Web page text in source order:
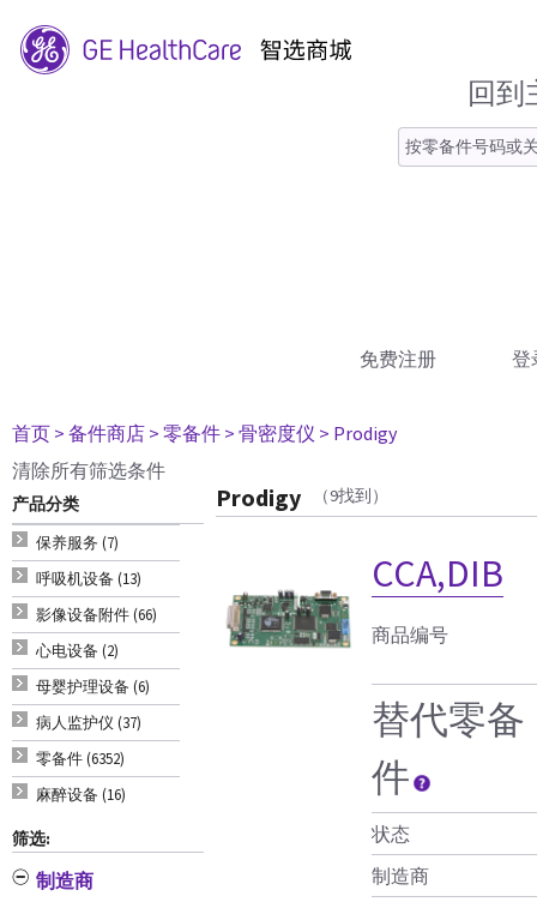
回到
免费注册 登
首页 > 备件商店 > 零备件 > 骨密度仪 > Prodigy
清除所有筛选条件
产品分类
保养服务 (7)
呼吸机设备 (13)
影像设备附件 (66)
心电设备 (2)
母婴护理设备 (6)
病人监护仪 (37)
零备件 (6352)
麻醉设备 (16)
筛选:
制造商
Prodigy （9找到）
CCA,DIB
商品编号
替代零备
件
状态
制造商